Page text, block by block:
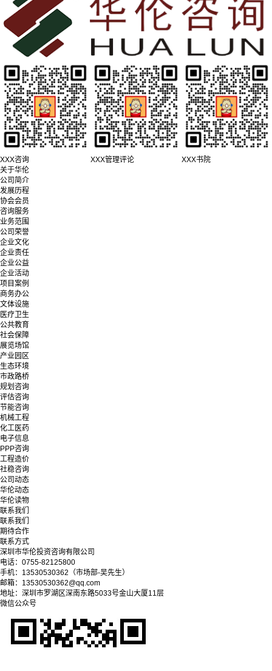
XXX咨询 XXX管理评论
XXX书院
关于华伦
公司简介
发展历程
协会会员
咨询服务
业务范围
公司荣誉
企业文化
企业责任
企业公益
企业活动
项目案例
商务办公
文体设施
医疗卫生
公共教育
社会保障
展览场馆
产业园区
生态环境
市政路桥
规划咨询
评估咨询
节能咨询
机械工程
化工医药
电子信息
PPP咨询
工程造价
社稳咨询
公司动态
华伦动态
华伦读物
联系我们
联系我们
期待合作
联系方式
深圳市华伦投资咨询有限公司
电话：0755-82125800
手机：13530530362（市场部-吴先生）
邮箱：13530530362@qq.com
地址：深圳市罗湖区深南东路5033号金山大厦11层
微信公众号